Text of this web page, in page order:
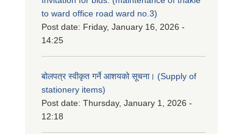
to ward office road ward no.3)
Post date: Friday, January 16, 2026 -
14:25
बोलपत्र स्वीकृत गर्ने आशयको सूचना। (Supply of
stationery items)
Post date: Thursday, January 1, 2026 -
12:18